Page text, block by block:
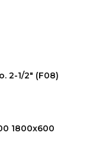
2-1/2" (F08)
1800x600